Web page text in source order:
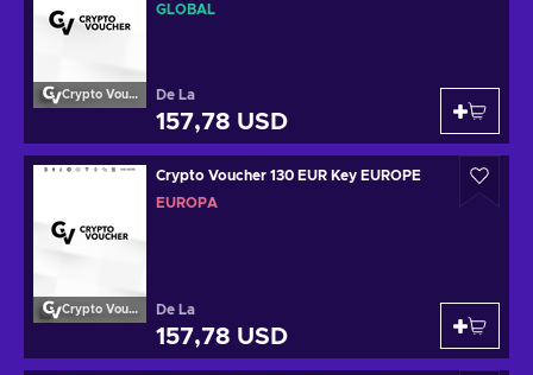
Crypto Voucher
GLOBAL
De La
157,78 USD
Crypto Voucher
Crypto Voucher 130 EUR Key EUROPE
EUROPA
De La
157,78 USD